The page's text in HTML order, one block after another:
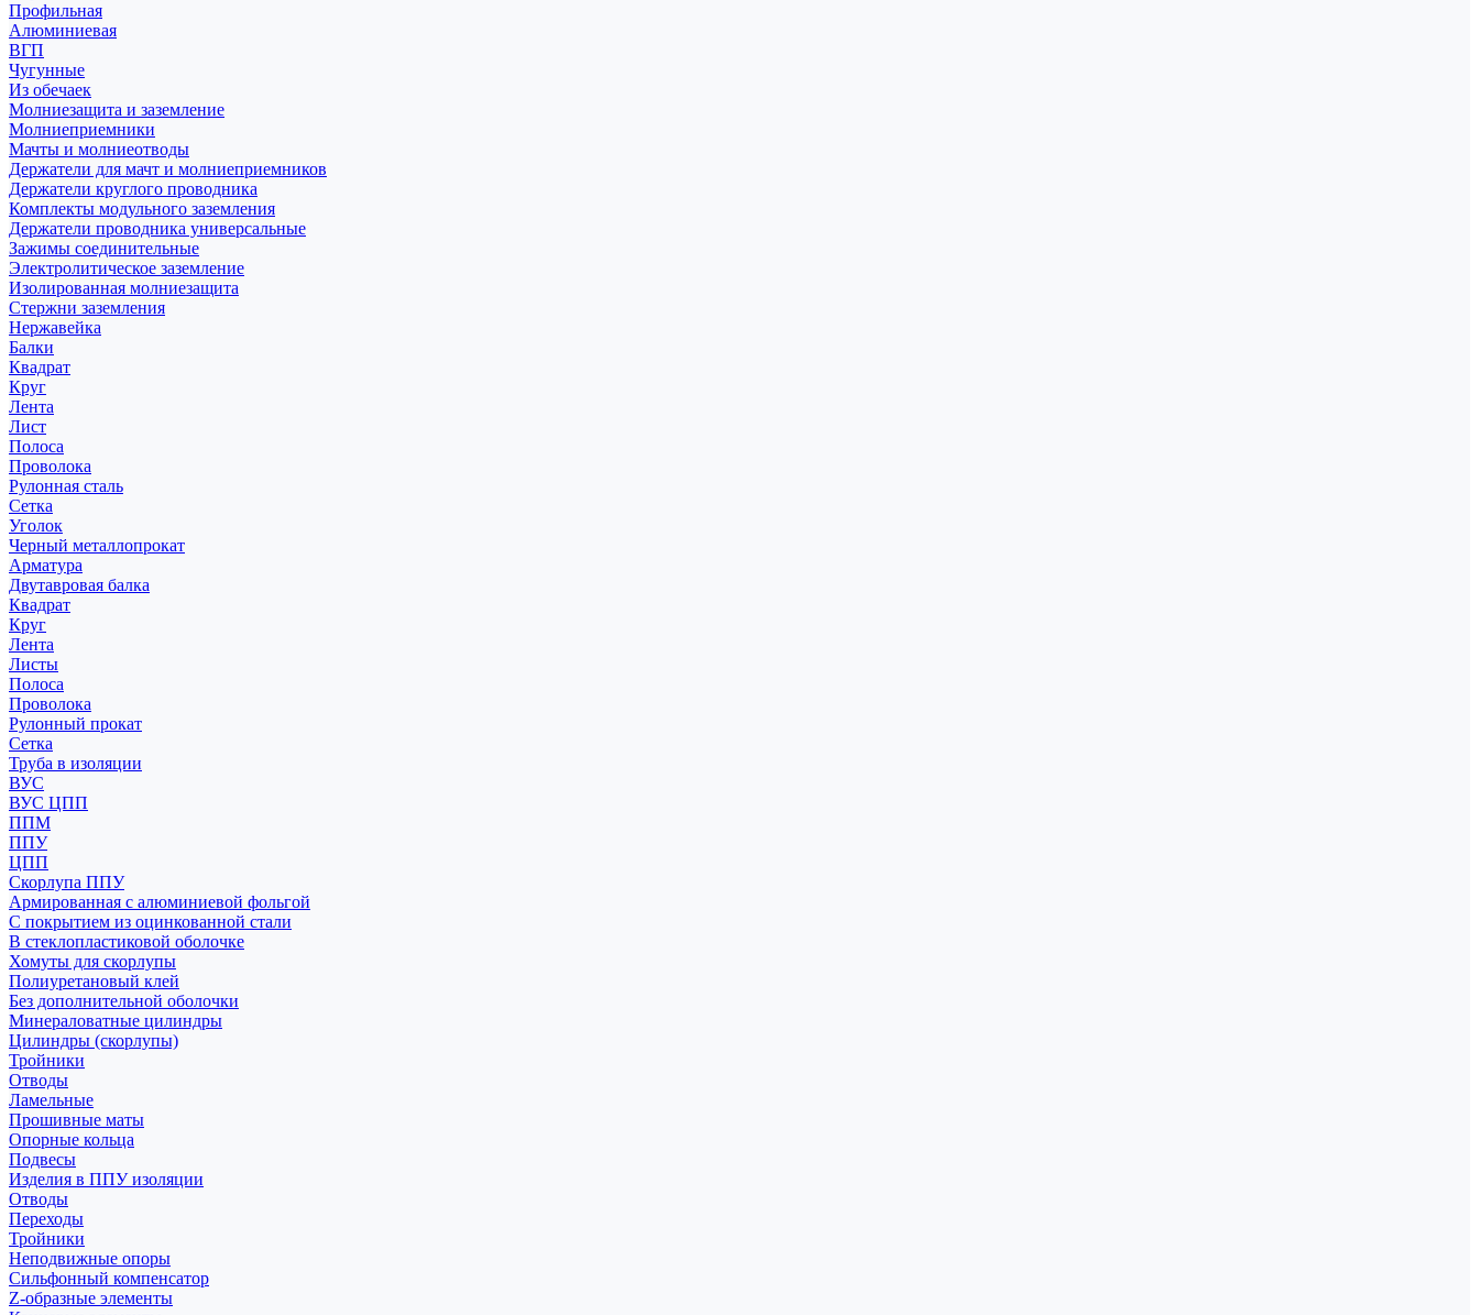
Профильная
Алюминиевая
ВГП
Чугунные
Из обечаек
Молниезащита и заземление
Молниеприемники
Мачты и молниеотводы
Держатели для мачт и молниеприемников
Держатели круглого проводника
Комплекты модульного заземления
Держатели проводника универсальные
Зажимы соединительные
Электролитическое заземление
Изолированная молниезащита
Стержни заземления
Нержавейка
Балки
Квадрат
Круг
Лента
Лист
Полоса
Проволока
Рулонная сталь
Сетка
Уголок
Черный металлопрокат
Арматура
Двутавровая балка
Квадрат
Круг
Лента
Листы
Полоса
Проволока
Рулонный прокат
Сетка
Труба в изоляции
ВУС
ВУС ЦПП
ППМ
ППУ
ЦПП
Скорлупа ППУ
Армированная с алюминиевой фольгой
С покрытием из оцинкованной стали
В стеклопластиковой оболочке
Хомуты для скорлупы
Полиуретановый клей
Без дополнительной оболочки
Минераловатные цилиндры
Цилиндры (скорлупы)
Тройники
Отводы
Ламельные
Прошивные маты
Опорные кольца
Подвесы
Изделия в ППУ изоляции
Отводы
Переходы
Тройники
Неподвижные опоры
Cильфонный компенсатор
Z-образные элементы